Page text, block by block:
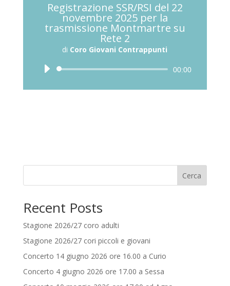
Registrazione SSR/RSI del 22
novembre 2025 per la
trasmissione Montmartre su
Rete 2
di Coro Giovani Contrappunti
Audio
00:00
Cerca
Recent Posts
Stagione 2026/27 coro adulti
Stagione 2026/27 cori piccoli e giovani
Concerto 14 giugno 2026 ore 16.00 a Curio
Concerto 4 giugno 2026 ore 17.00 a Sessa